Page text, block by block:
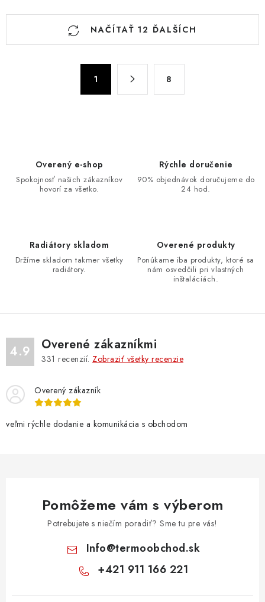
O
u
NAČÍTAŤ 12 ĎALŠÍCH
1 8
Overený e-shop
Spokojnosť našich zákazníkov
hovorí za všetko.
Rýchle doručenie
90% objednávok doručujeme do
24 hod.
Radiátory skladom
Držíme skladom takmer všetky
radiátory.
Overené produkty
Ponúkame iba produkty, ktoré sa
nám osvedčili pri vlastných
inštaláciách.
4.9 Overené zákazníkmi
331 recenzií. Zobraziť všetky recenzie
Overený zákazník
veľmi rýchle dodanie a komunikácia s obchodom
Pomôžeme vám s výberom
Potrebujete s niečím poradiť? Sme tu pre vás!
Info@termoobchod.sk
+421 911 166 221